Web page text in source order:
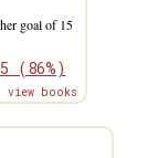
goal of 15
(86%)
view books